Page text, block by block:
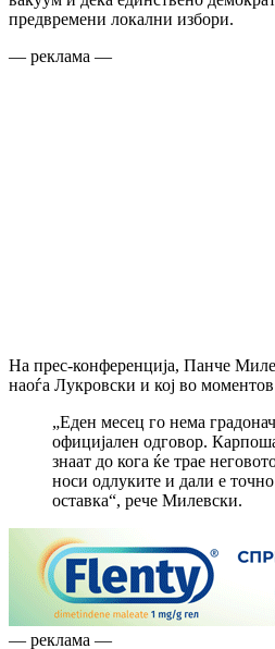
предвремени локални избори.
— реклама —
На прес-конференција, Панче
наоѓа Лукровски и кој во
„Еден месец го нема
официјален одговор.
знаат до кога ќе трае
носи одлуките и дали е
оставка“, рече Милевски.
— реклама —